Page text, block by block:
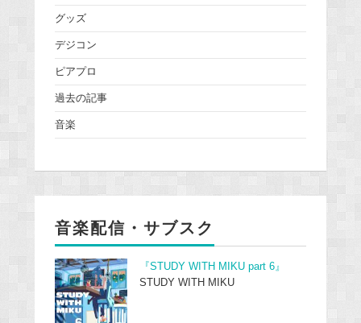
グッズ
デジコン
ピアプロ
過去の記事
音楽
音楽配信・サブスク
『STUDY WITH MIKU part 6』
STUDY WITH MIKU